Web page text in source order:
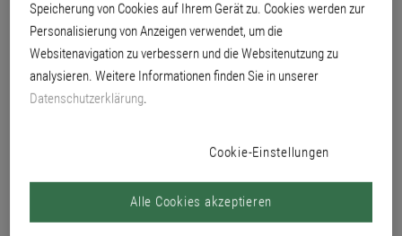
Handabroller 3019
Klebeband-Handabroller, robuste Metallausführung.
Speicherung von Cookies auf Ihrem Gerät zu. Cookies werden zur
Personalisierung von Anzeigen verwendet, um die
Websitenavigation zu verbessern und die Websitenutzung zu
analysieren. Weitere Informationen finden Sie in unserer
Datenschutzerklärung.
Cookie-Einstellungen
Alle Cookies akzeptieren